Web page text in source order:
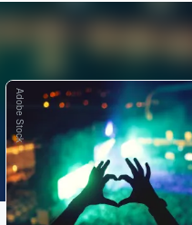
Adobe Stock